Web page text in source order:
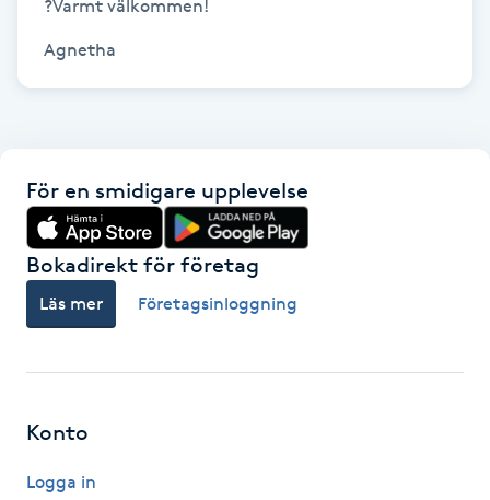
Friskvårdsmassage
Färgning
Föning
G
?Varmt välkommen!
För en smidigare upplevelse
Bokadirekt för företag
Läs mer Företagsinloggning
Konto
Logga in